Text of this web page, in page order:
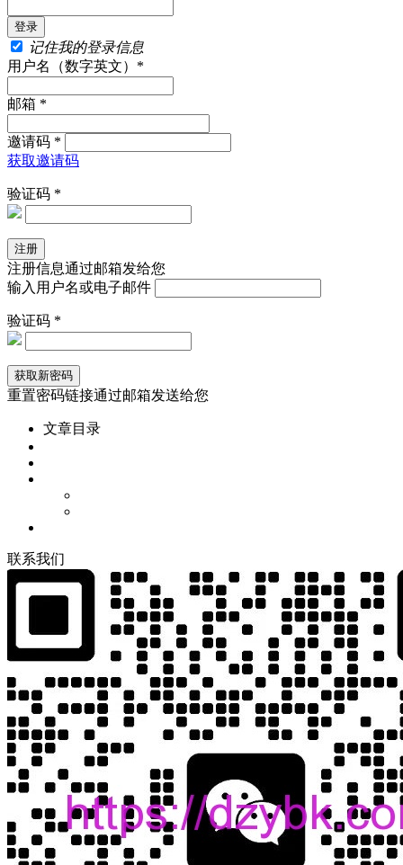
记住我的登录信息
用户名（数字英文）*
邮箱 *
邀请码 *
获取邀请码
验证码 *
注册信息通过邮箱发给您
输入用户名或电子邮件
验证码 *
重置密码链接通过邮箱发送给您
文章目录
联系我们